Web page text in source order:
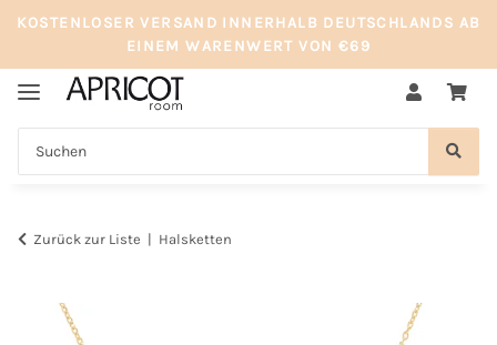
KOSTENLOSER VERSAND INNERHALB DEUTSCHLANDS AB
EINEM WARENWERT VON €69
Zurück zur Liste Halsketten